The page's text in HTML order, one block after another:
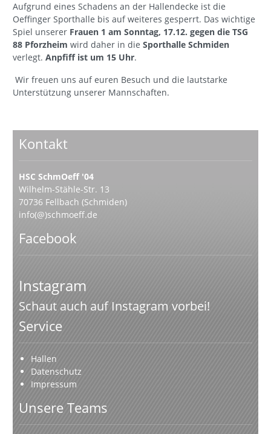
Aufgrund eines Schadens an der Hallendecke ist die
Oeffinger Sporthalle bis auf weiteres gesperrt. Das wichtige
Spiel unserer Frauen 1 am Sonntag, 17.12. gegen die TSG
88 Pforzheim wird daher in die Sporthalle Schmiden
verlegt. Anpfiff ist um 15 Uhr.
Wir freuen uns auf euren Besuch und die lautstarke
Unterstützung unserer Mannschaften.
Kontakt
HSC SchmOeff '04
Wilhelm-Stähle-Str. 13
70736 Fellbach (Schmiden)
info(@)schmoeff.de
Facebook
Instagram
Schaut auch auf Instagram vorbei!
Service
Hallen
Datenschutz
Impressum
Unsere Teams